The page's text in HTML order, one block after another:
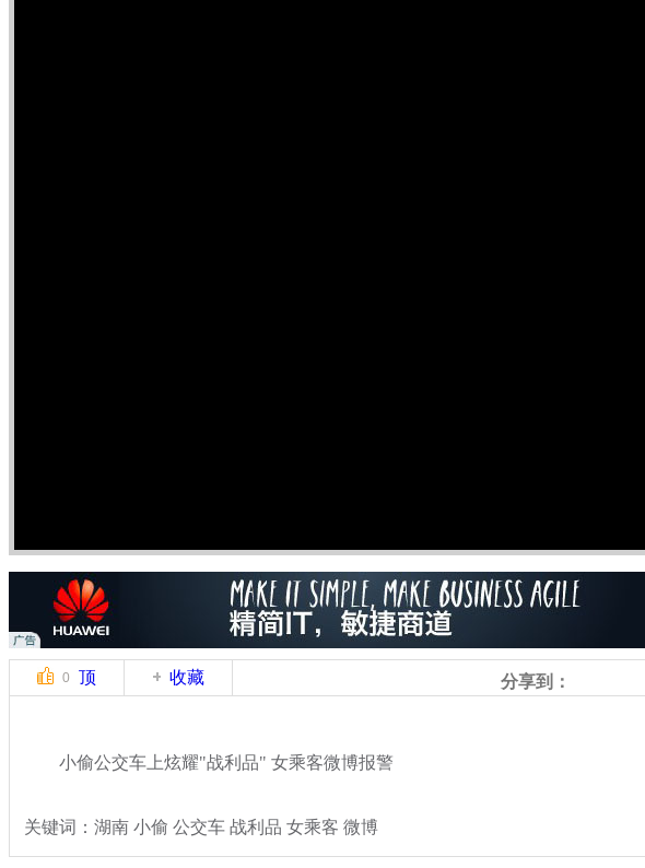
0 顶 收藏 分享到：
小偷公交车上炫耀"战利品" 女乘客微博报警
关键词：湖南 小偷 公交车 战利品 女乘客 微博